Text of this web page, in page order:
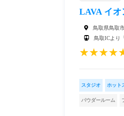
LAVA イ
鳥取県鳥取
鳥取ICより
スタジオ ホット
パウダールーム